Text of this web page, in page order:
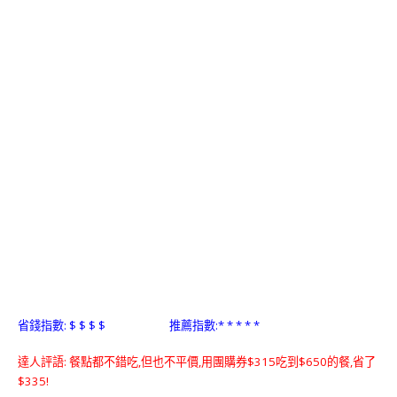
省錢指數: $ $ $ $ 推薦指數:* * * * *
達人評語: 餐點都不錯吃,但也不平價,用團購券$315吃到$650的餐,省了
$335!